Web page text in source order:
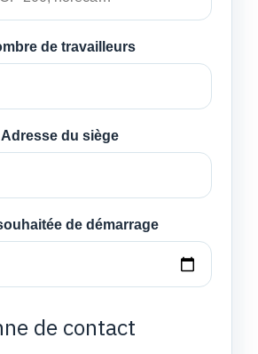
de travailleurs
Adresse du siège
de démarrage
de contact